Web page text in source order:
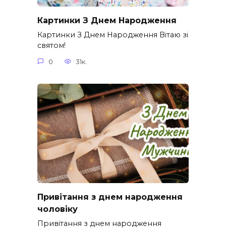
Картинки З Днем Народження
Картинки З Днем Народження Вітаю зі
святом!
0 31к.
Привітання з днем народження
чоловіку
Привітання з днем народження